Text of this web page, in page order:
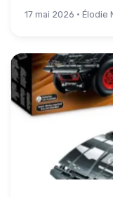
17 mai 2026 · Élodie